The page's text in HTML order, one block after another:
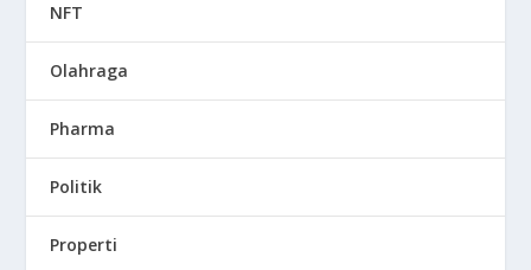
NFT
Olahraga
Pharma
Politik
Properti